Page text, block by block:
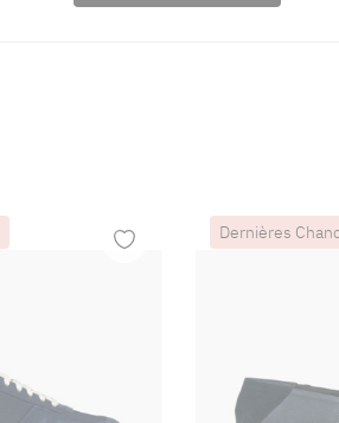
Dernières